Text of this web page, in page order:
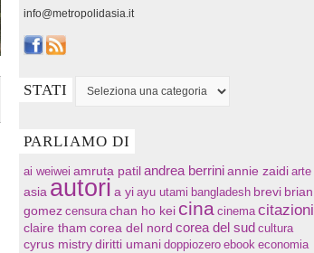
info@metropolidasia.it
STATI
PARLIAMO DI
ai weiwei amruta patil andrea berriniannie zaidi arte
asia autori a yi ayu utami bangladesh brevi brian
gomez censura chan ho kei cina cinema citazioni
claire tham corea del nord corea del sud cultura
cyrus mistry diritti umani doppiozero ebook economia